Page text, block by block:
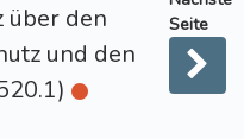
über den
und den
Seite